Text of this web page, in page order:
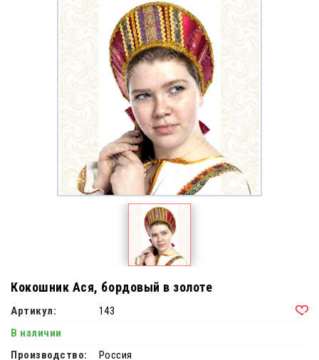
Кокошник Ася, бордовый в золоте
Артикул:
143
В наличии
Производство:
Россия